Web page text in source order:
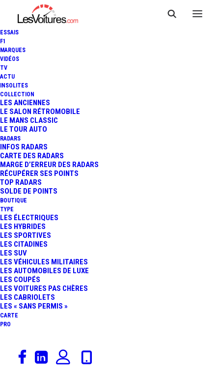
ESSAIS
F1
MARQUES
VIDÉOS
TV
ACTU
INSOLITES
COLLECTION
LES ANCIENNES
LE SALON RÉTROMOBILE
LE MANS CLASSIC
LE TOUR AUTO
RADARS
INFOS RADARS
CARTE DES RADARS
MARGE D’ERREUR DES RADARS
RÉCUPÉRER SES POINTS
TOP RADARS
SOLDE DE POINTS
BOUTIQUE
TYPE
LES ÉLECTRIQUES
LES HYBRIDES
LES SPORTIVES
LES CITADINES
LES SUV
LES VÉHICULES MILITAIRES
LES AUTOMOBILES DE LUXE
LES COUPÉS
LES VOITURES PAS CHÈRES
LES CABRIOLETS
LES « SANS PERMIS »
CARTE
PRO
Monsieur Nord
Ce parking
(92310 Hauts-de-Seine Île-de-France
capacité de69 places
suivante :ROUTE DE SAINT CLOUD. 92310. SEVRES
La hauteur maximale pour votre entrer dans ce parking
Rue de Saint-Cloud, 92310
dans la région.